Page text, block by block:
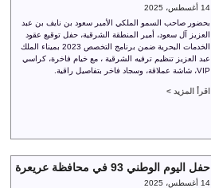
14 أغسطس، 2025
بحضور صاحب السمو الملكي الأمير سعود بن نايف بن عبد
العزيز آل سعود، أمير المنطقة الشرقية، حفل توقيع عقود
الخدمات البحرية ضمن برنامج التخصص 2023 بميناء الملك
عبد العزيز تنظيم ترفيه الشرقية ، مع خيام فاخرة، كراسي
VIP، شاشة عملاقة، وسجاد فاخر بتفاصيل راقية.
اقرأ المزيد >
حفل اليوم الوطني 93 في محافظة عريعرة
14 أغسطس، 2025